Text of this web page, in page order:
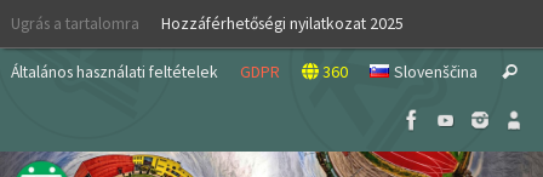
Skip
content
Ugrás a tartalomra Hozzáférhetőségi nyilatkozat 2025
Általános használati feltételek GDPR 360 Slovenščina Search